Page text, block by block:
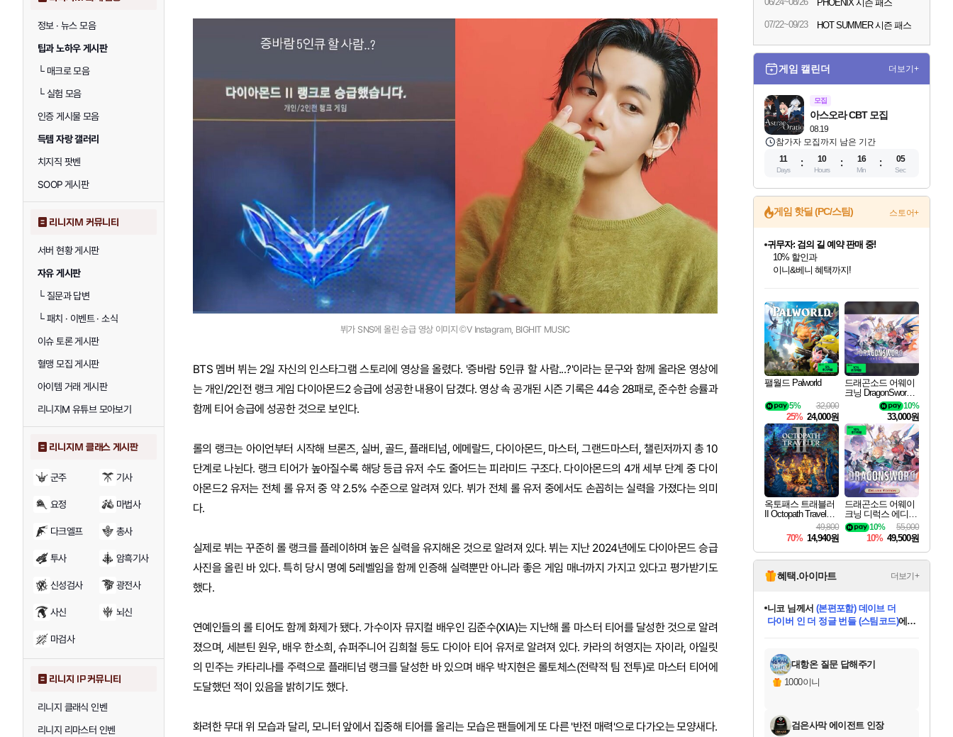
정보 · 뉴스 모음
팁과 노하우 게시판
└매크로 모음
└실험 모음
인증 게시물 모음
득템 자랑 갤러리
치지직 팟벤
SOOP 게시판
리니지M 커뮤니티
서버 현황 게시판
자유 게시판
└질문과 답변
└패치 · 이벤트 · 소식
이슈 토론 게시판
혈맹 모집 게시판
아이템 거래 게시판
리니지M 유튜브 모아보기
리니지M 클래스 게시판
군주 기사
요정 마법사
다크엘프 총사
투사 암흑기사
신성검사 광전사
사신 뇌신
마검사
리니지 IP 커뮤니티
리니지 클래식 인벤
리니지 리마스터 인벤
뷔가 SNS에 올린 승급 영상 이미지 ©V Instagram, BIGHIT MUSIC
BTS 멤버 뷔는 2일 자신의 인스타그램 스토리에 영상을 올렸다. '증바람 5인큐 할 사람...?'이라는 문구와 함께 올라온 영상에
는 개인/2인전 랭크 게임 다이아몬드2 승급에 성공한 내용이 담겼다. 영상 속 공개된 시즌 기록은 44승 28패로, 준수한 승률과
함께 티어 승급에 성공한 것으로 보인다.
롤의 랭크는 아이언부터 시작해 브론즈, 실버, 골드, 플래티넘, 에메랄드, 다이아몬드, 마스터, 그랜드마스터, 챌린저까지 총 10
단계로 나뉜다. 랭크 티어가 높아질수록 해당 등급 유저 수도 줄어드는 피라미드 구조다. 다이아몬드의 4개 세부 단계 중 다이
아몬드2 유저는 전체 롤 유저 중 약 2.5% 수준으로 알려져 있다. 뷔가 전체 롤 유저 중에서도 손꼽히는 실력을 가졌다는 의미
다.
실제로 뷔는 꾸준히 롤 랭크를 플레이하며 높은 실력을 유지해온 것으로 알려져 있다. 뷔는 지난 2024년에도 다이아몬드 승급
사진을 올린 바 있다. 특히 당시 명예 5레벨임을 함께 인증해 실력뿐만 아니라 좋은 게임 매너까지 가지고 있다고 평가받기도
했다.
연예인들의 롤 티어도 함께 화제가 됐다. 가수이자 뮤지컬 배우인 김준수(XIA)는 지난해 롤 마스터 티어를 달성한 것으로 알려
졌으며, 세븐틴 원우, 배우 한소희, 슈퍼주니어 김희철 등도 다이아 티어 유저로 알려져 있다. 카라의 허영지는 자이라, 아일릿
의 민주는 카타리나를 주력으로 플래티넘 랭크를 달성한 바 있으며 배우 박지현은 롤토체스(전략적 팀 전투)로 마스터 티어에
도달했던 적이 있음을 밝히기도 했다.
화려한 무대 위 모습과 달리, 모니터 앞에서 집중해 티어를 올리는 모습은 팬들에게 또 다른 '반전 매력'으로 다가오는 모양새다.
PHOENIX 시즌 패스
07/22~09/23 HOT SUMMER 시즌 패스
게임 캘린더 더보기+
모집
08.19
아스오라 CBT 모집
참가자 모집까지 남은 기간
11
Days
10
Hours
16
Min
04
Sec
게임 핫딜 (PC/스팀) 스토어+
최대 90% 할인가를 만나보세요!
네이버혜택과 함께 만나보세요!
50%할인&추가 적립까지!
네이버 포인트 혜택까지!
귀무자: 검의 길 예약 판매 중!
10% 할인과
이니&베니 혜택까지!
네이버 혜택가와 함께 예약하세요!
할인&네이버혜택으로 만나보세요!
네이버페이 혜택과 만나보세요!
40주년 프로모션으로 만나보세요!
할인가에 만나보세요!
일부 에디션 상시 할인!
혜택으로 예약 판매 중
편안하게 충전하세요
팰월드 Palworld
32,000
5%
25% 24,000원
드래곤소드 어웨이
크닝 DragonSword A
10%
33,000원
옥토패스 트래블러
II Octopath Traveler I
49,800
70% 14,940원
드래곤소드 어웨이
크닝 디럭스 에디션
DragonSword Awake
ning Deluxe Edition
55,000
10%
10% 49,500원
혜택.아이마트 더보기+
교환.
당첨되셨습니다.
당첨되셨습니다.
한건했습니다님께서마피아
데피니티브 에디션 (스팀코드)에
당첨되셨습니다.
당첨되셨습니다.
당첨되셨습니다.
당첨되셨습니다.
에디션 (스팀코드)를 교환.
당첨되셨습니다.
대항온 질문 답해주기
1000이니
검은사막 에이전트 인장